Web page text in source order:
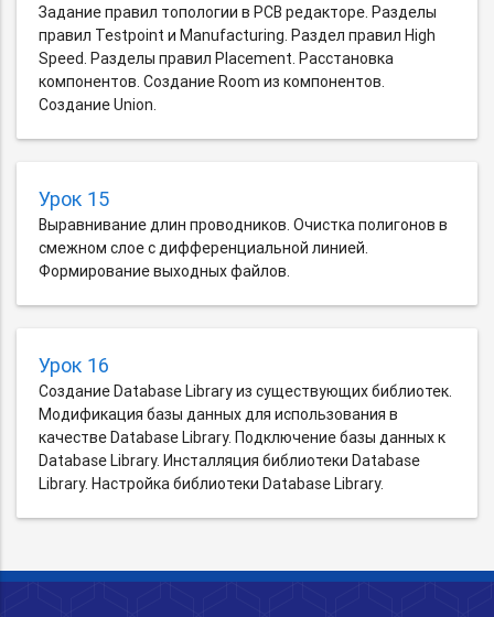
Задание правил топологии в PCB редакторе. Разделы
правил Testpoint и Manufacturing. Раздел правил High
Speed. Разделы правил Placement. Расстановка
компонентов. Создание Room из компонентов.
Создание Union.
Урок 15
Выравнивание длин проводников. Очистка полигонов в
смежном слое с дифференциальной линией.
Формирование выходных файлов.
Урок 16
Создание Database Library из существующих библиотек.
Модификация базы данных для использования в
качестве Database Library. Подключение базы данных к
Database Library. Инсталляция библиотеки Database
Library. Настройка библиотеки Database Library.